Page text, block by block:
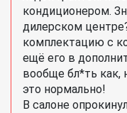
кондиционером.
дилерском
комплектацию с
ещё его в
вообще бл*ть как,
это нормально!
В салоне